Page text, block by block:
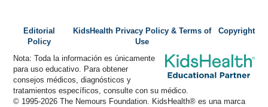
Editorial
Policy
KidsHealth Privacy Policy & Terms of
Use
Copyright
Nota: Toda la información es únicamente
para uso educativo. Para obtener
consejos médicos, diagnósticos y
tratamientos específicos, consulte con su médico.
© 1995-2026 The Nemours Foundation. KidsHealth® es una marca